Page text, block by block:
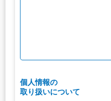
個人情報の
取り扱いについて